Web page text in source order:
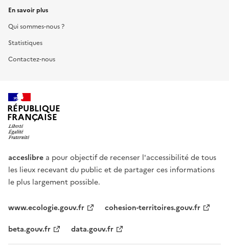
En savoir plus
Qui sommes-nous ?
Statistiques
Contactez-nous
RÉPUBLIQUE
FRANÇAISE
acceslibre a pour objectif de recenser l'accessibilité de tous
les lieux recevant du public et de partager ces informations
le plus largement possible.
www.ecologie.gouv.fr
cohesion-territoires.gouv.fr
beta.gouv.fr
data.gouv.fr